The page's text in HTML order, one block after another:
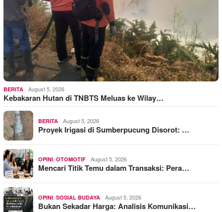
BERITA August 5, 2026
Kebakaran Hutan di TNBTS Meluas ke Wilay…
BERITA August 5, 2026
Proyek Irigasi di Sumberpucung Disorot: …
OPINI OTOMOTIF August 5, 2026
Mencari Titik Temu dalam Transaksi: Pera…
OPINI SOSIAL BUDAYA August 5, 2026
Bukan Sekadar Harga: Analisis Komunikasi…